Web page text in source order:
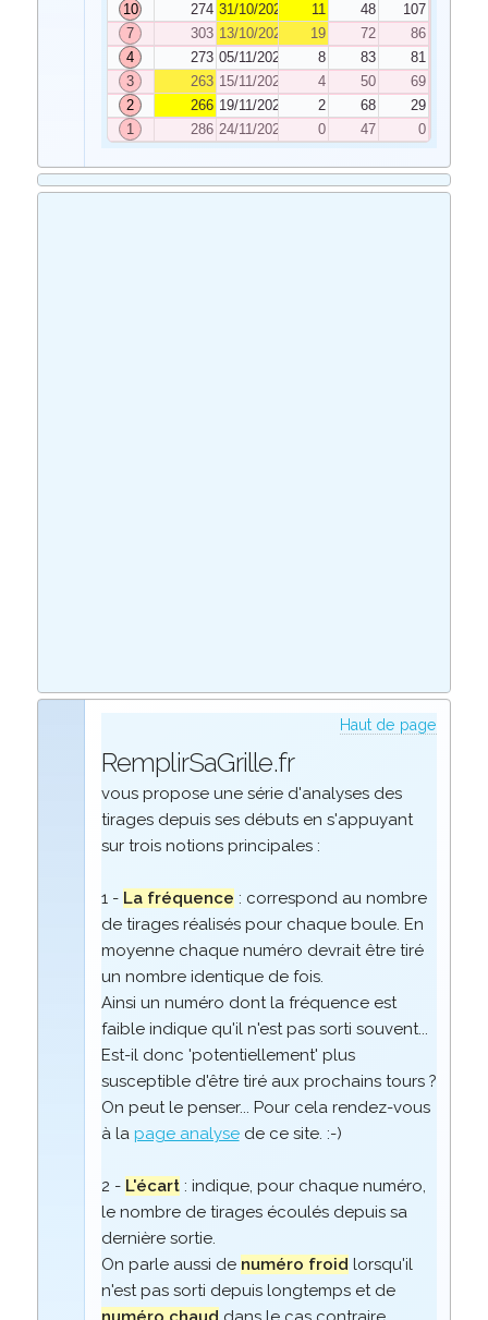
10
274 31/10/2025 11 48
107
7
303 13/10/2025 19 72
86
4
273 05/11/2025 8 83
81
3
263 15/11/2025 4 50
69
2
266 19/11/2025 2 68
29
1
286 24/11/2025 0 47 0
Haut de page
RemplirSaGrille.fr
vous propose une série d'analyses des
tirages depuis ses débuts en s'appuyant
sur trois notions principales :
1 - La fréquence : correspond au nombre
de tirages réalisés pour chaque boule. En
moyenne chaque numéro devrait être tiré
un nombre identique de fois.
Ainsi un numéro dont la fréquence est
faible indique qu'il n'est pas sorti souvent...
Est-il donc 'potentiellement' plus
susceptible d'être tiré aux prochains tours ?
On peut le penser... Pour cela rendez-vous
à la page analysede ce site. :-)
2 - L'écart: indique, pour chaque numéro,
le nombre de tirages écoulés depuis sa
dernière sortie.
On parle aussi de numéro froid lorsqu'il
n'est pas sorti depuis longtemps et de